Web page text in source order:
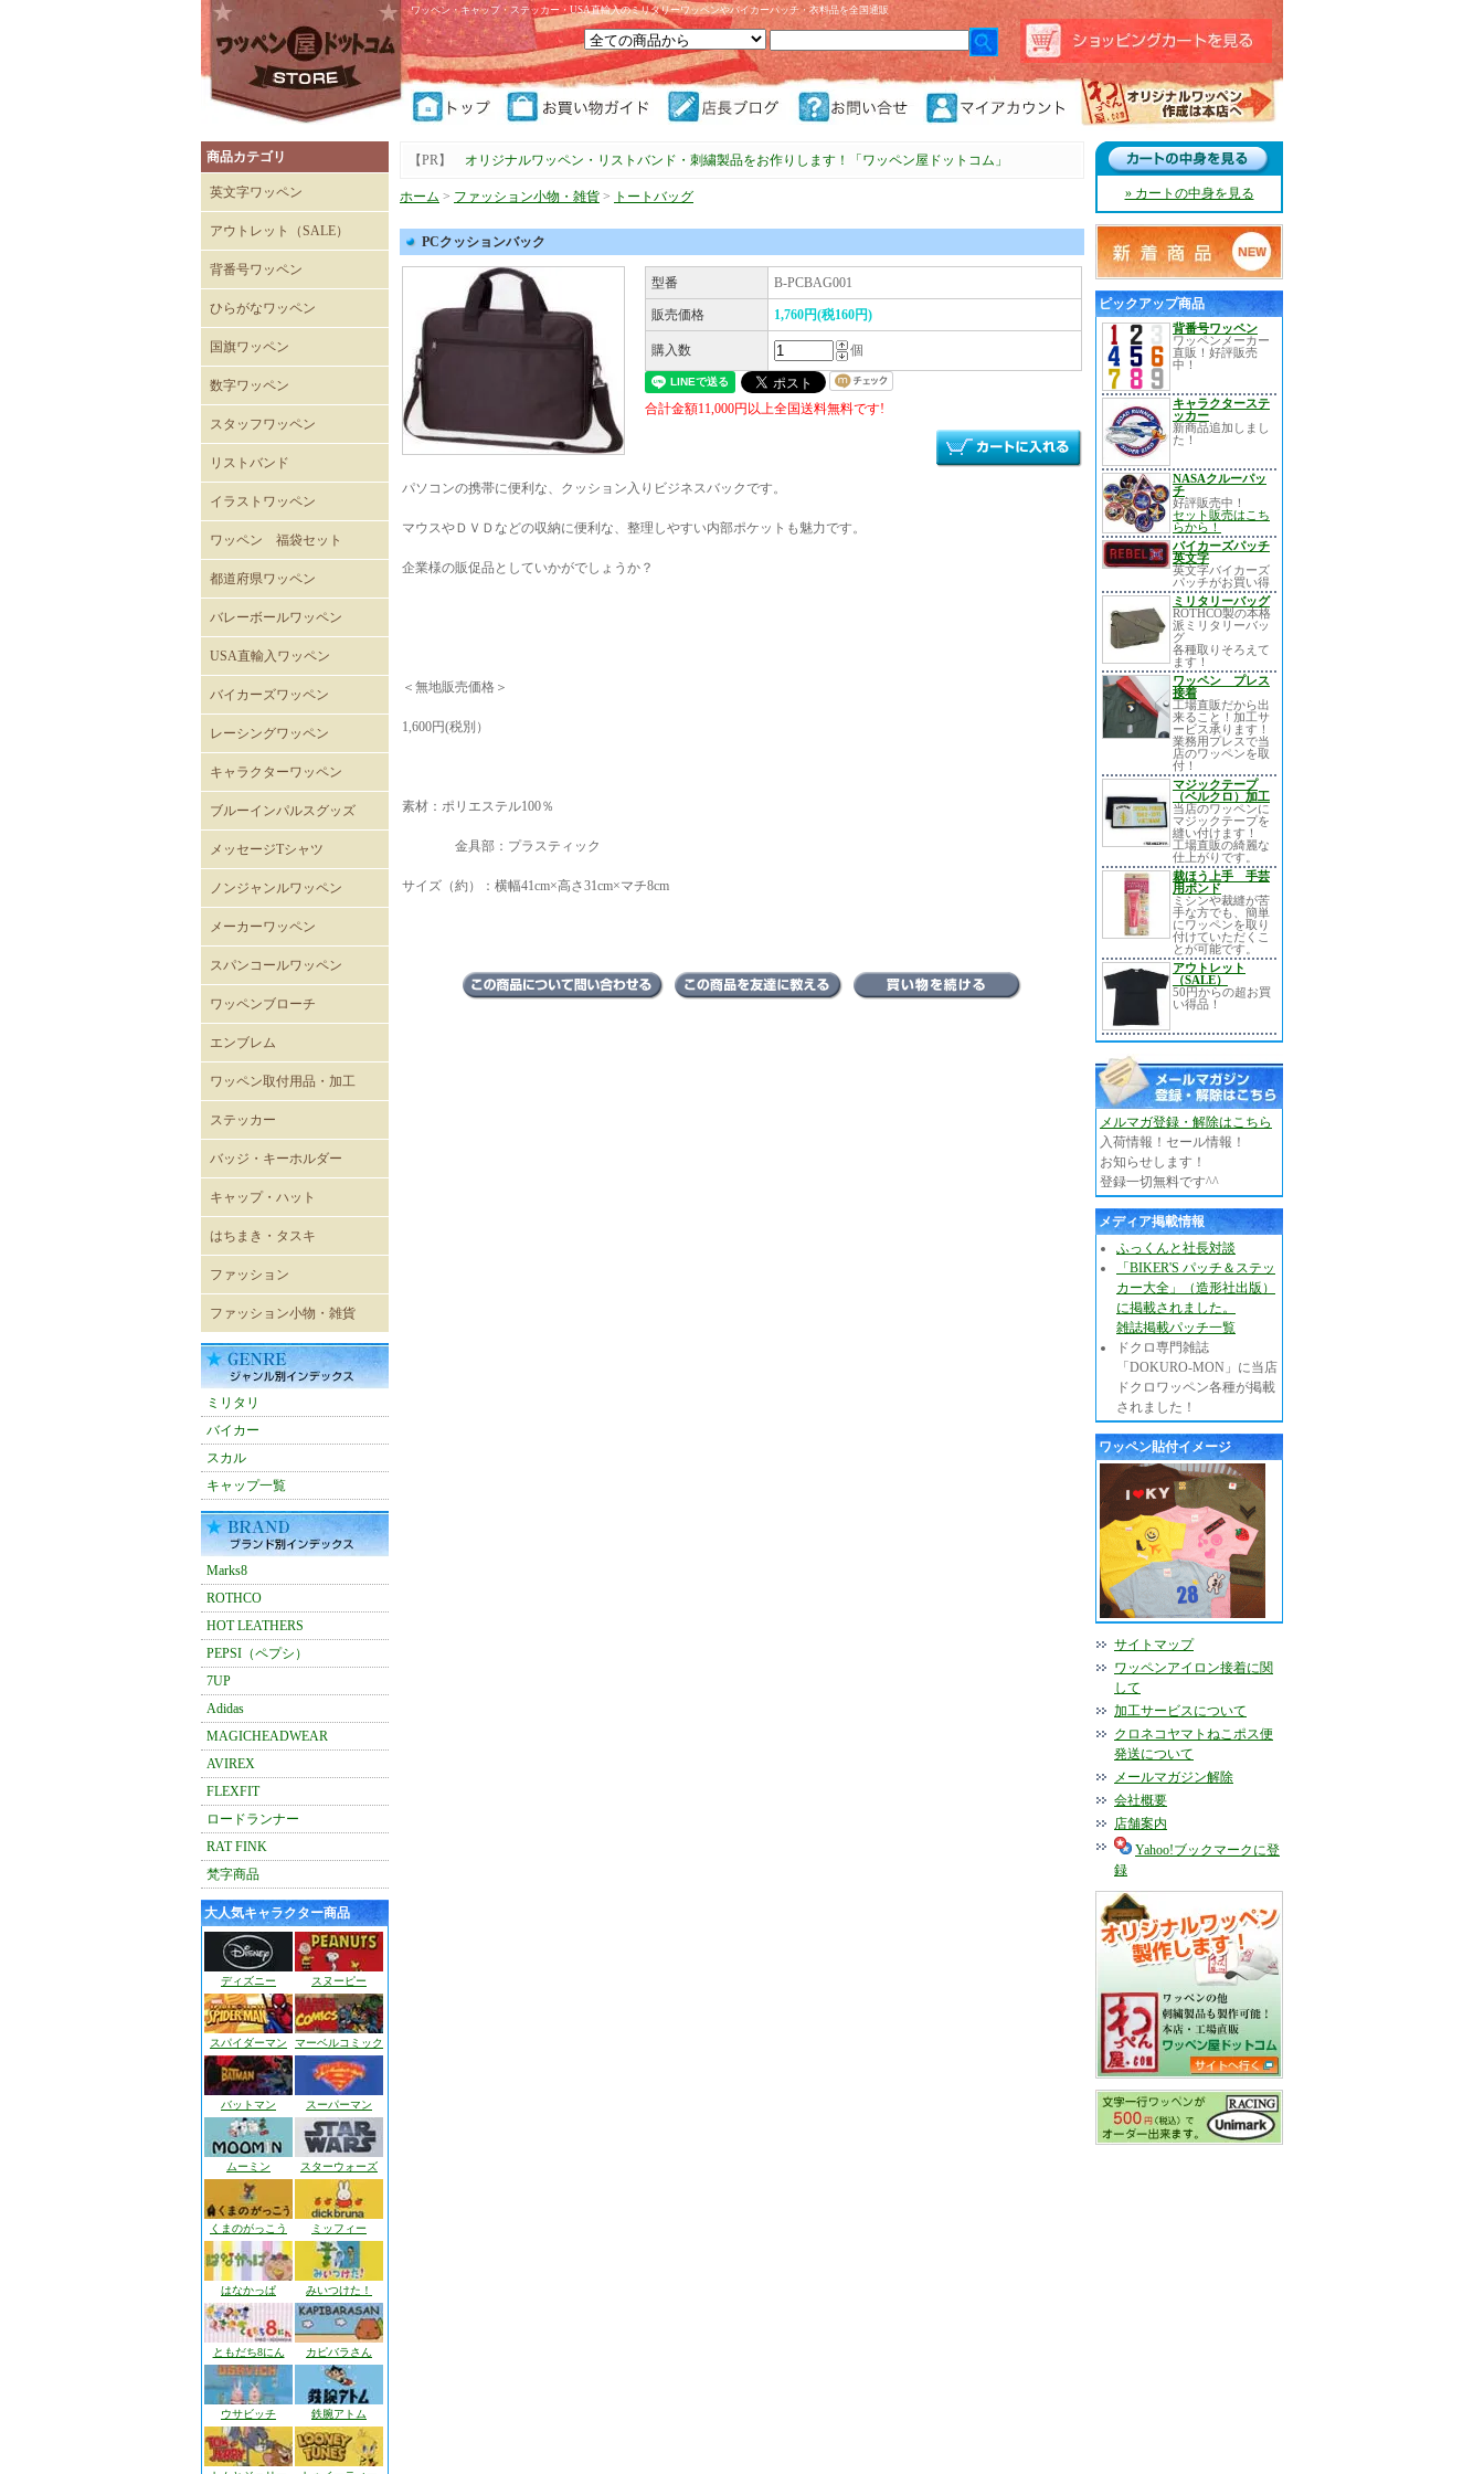
ワッペン・キャップ・ステッカー・USA直輸入のミリタリーワッペンやバイカーパッチ・衣料品を全国通販
商品カテゴリ
英文字ワッペン
アウトレット（SALE）
Tシャツ
キャップ
背番号ワッペン
ひらがなワッペン
国旗ワッペン
数字ワッペン
スタッフワッペン
ン
ン
リストバンド
イラストワッペン
ワッペン 福袋セット
都道府県ワッペン
バレーボールワッペン
バレーボール
USA直輸入ワッペン
ROTHCOミリタリーワッペ
ミリタリーワッペン
階級章ワッペン
テープタグ
スカルワッペン
バイカーワッペン
警察･消防ワッペン
徽章ワッペン
スラングワッペン
国旗ワッペン
アニマルワッペン
バラエティーワッペン
NASAクルーパッチ
バイカーズワッペン
イズ
レーシングワッペン
キャラクターワッペン
スヌーピー
ディズニー
ムーミン
くまのがっこう
ROAD RUNNER ワッペン
CLAY SMITH
FELIX
トムとジェリー
バットマン
スーパーマン
トゥイーティー
スターウォーズ
スパイダーマン
マーベル・コミック
RATFINK
ミッフィー
デッドベア
NHKはなかっぱ
ともだち8にん
カピバラさん
セサミストリート
NHKみいつけた
ウサビッチ
パラッパラッパー
鉄腕アトム
ハッピーツリーフレンズ
ガーフィールド
ブルーインパルスグッズ
メッセージTシャツ
ノンジャンルワッペン
メーカーワッペン
スパンコールワッペン
ワッペンブローチ
エンブレム
既成ワッペン エンブレム
ワッペン取付用品・加工
ステッカー
レーシングステッカー
バイカーステッカー
ミリタリーステッカー
ヴィンテージ風ステッカー
キャラクターステッカー
ウォールステッカー
バッジ・キーホルダー
USA直輸入ピンバッジ
キーホルダー
ジッパープル
キーケース
パスケース
キャップ・ハット
キャップ
ON-FIELD SHAPE〕
はちまき・タスキ
ファッション
無地Tシャツ・タンクトップ
プリントTシャツ
トレーナー・パーカー
ウィンドブレーカー
ジャンパー・コート
ファッション小物・雑貨
雑貨
ネックウォーマー
マグカップ
ミリタリーバッグ他
トートバッグ
バンダナ
タオル
防災グッズ
雑誌
アメリカン雑貨
スマホグッズ
ミリタリ
バイカー
スカル
キャップ一覧
Marks8
ROTHCO
HOT LEATHERS
PEPSI（ペプシ）
7UP
Adidas
MAGICHEADWEAR
AVIREX
FLEXFIT
ロードランナー
RAT FINK
梵字商品
大人気キャラクター商品
ディズニー スヌーピー
スパイダーマン マーベルコミック
バットマン スーパーマン
ムーミン スターウォーズ
くまのがっこう ミッフィー
はなかっぱ みいつけた！
ともだち8にん カピバラさん
ウサビッチ 鉄腕アトム
【PR】 オリジナルワッペン・リストバンド・刺繍製品をお作りします！「ワッペン屋ドットコム」
ホーム > ファッション小物・雑貨 > トートバッグ
PCクッションバック
型番 B-PCBAG001
販売価格 1,760円(税160円)
購入数 個
合計金額11,000円以上全国送料無料です!
パソコンの携帯に便利な、クッション入りビジネスバックです。
マウスやＤＶＤなどの収納に便利な、整理しやすい内部ポケットも魅力です。
企業様の販促品としていかがでしょうか？
＜無地販売価格＞
1,600円(税別）
素材：ポリエステル100％
金具部：プラスティック
サイズ（約）：横幅41cm×高さ31cm×マチ8cm
» カートの中身を見る
ピックアップ商品
背番号ワッペン
ワッペンメーカー
直販！好評販売
中！
キャラクターステ
ッカー
新商品追加しまし
た！
NASAクルーパッ
チ
好評販売中！
セット販売はこち
らから！
バイカーズパッチ
英文字
英文字バイカーズ
パッチがお買い得
ミリタリーバッグ
ROTHCO製の本格
派ミリタリーバッ
グ
各種取りそろえて
ます！
ワッペン プレス
接着
工場直販だから出
来ること！加工サ
ービス承ります！
業務用プレスで当
店のワッペンを取
付！
マジックテープ
（ベルクロ）加工
当店のワッペンに
マジックテープを
縫い付けます！
工場直販の綺麗な
仕上がりです。
裁ほう上手 手芸
用ボンド
ミシンや裁縫が苦
手な方でも、簡単
にワッペンを取り
付けていただくこ
とが可能です。
アウトレット
（SALE）
50円からの超お買
い得品！
メルマガ登録・解除はこちら
入荷情報！セール情報！
お知らせします！
登録一切無料です^^
メディア掲載情報
ふっくんと社長対談
「BIKER'S パッチ＆ステッ
カー大全」（造形社出版）
に掲載されました。
雑誌掲載パッチ一覧
ドクロ専門雑誌
「DOKURO-MON」に当店
ドクロワッペン各種が掲載
されました！
ワッペン貼付イメージ
サイトマップ
ワッペンアイロン接着に関
して
加工サービスについて
クロネコヤマトねこポス便
発送について
メールマガジン解除
会社概要
店舗案内
Yahoo!ブックマークに登
録